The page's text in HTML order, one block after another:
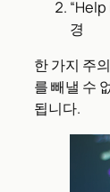
경
한 가지 주
를 빼낼 수
됩니다.